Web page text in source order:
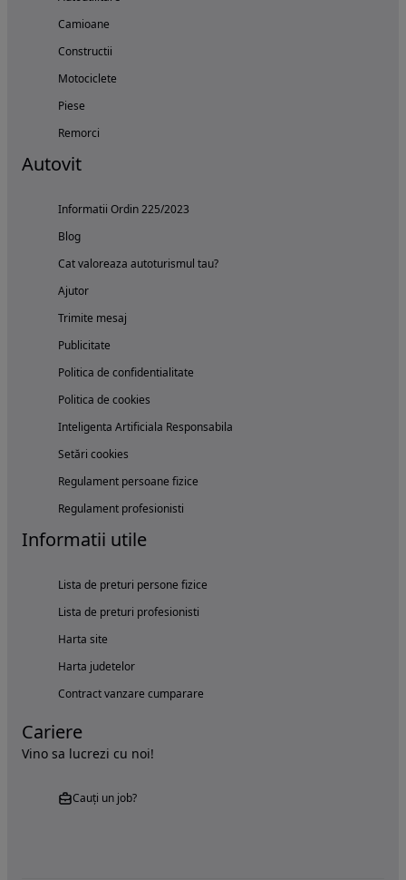
Camioane
Constructii
Motociclete
Piese
Remorci
Autovit
Informatii Ordin 225/2023
Blog
Cat valoreaza autoturismul tau?
Ajutor
Trimite mesaj
Publicitate
Politica de confidentialitate
Politica de cookies
Inteligenta Artificiala Responsabila
Setări cookies
Regulament persoane fizice
Regulament profesionisti
Informatii utile
Lista de preturi persone fizice
Lista de preturi profesionisti
Harta site
Harta judetelor
Contract vanzare cumparare
Cariere
Vino sa lucrezi cu noi!
Cauți un job?